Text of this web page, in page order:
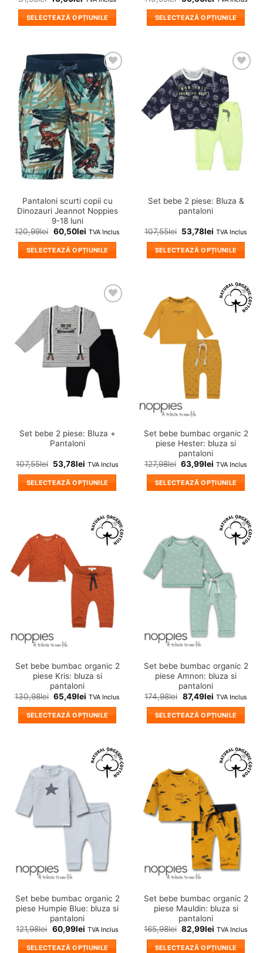
SELECTEAZĂ OPȚIUNILE
are
mai
multe
variații.
Opțiunile
pot
fi
alese
în
pagina
produsului.
SELECTEAZĂ OPȚIUNILE
mai
multe
variații.
Opțiunile
pot
fi
alese
pagina
❤
Adauga
in
wishlist!
Pantaloni scurti copii cu
Dinozauri Jeannot Noppies
9-18 luni
120,99lei 60,50lei TVA Inclus
SELECTEAZĂ OPȚIUNILE
multe
variații.
Opțiunile
pot
fi
în
pagina
Adauga
wishlist!
Set bebe 2 piese: Bluza &
pantaloni
107,55lei 53,78lei TVA Inclus
SELECTEAZĂ OPȚIUNILE
mai
multe
variații.
Opțiunile
pot
fi
alese
în
pagina
produsului.
Adauga
in
wishlist!
Set bebe 2 piese: Bluza +
Pantaloni
107,55lei 53,78lei TVA Inclus
SELECTEAZĂ OPȚIUNILE
multe
variații.
Opțiunile
pot
alese
în
produsului.
❤
Set bebe bumbac organic 2
piese Hester: bluza si
pantaloni
127,98lei 63,99lei TVA Inclus
SELECTEAZĂ OPȚIUNILE
multe
variații.
Opțiunile
pot
fi
alese
pagina
produsului.
❤
wishlist!
Set bebe bumbac organic 2
piese Kris: bluza si
pantaloni
130,98lei 65,49lei TVA Inclus
SELECTEAZĂ OPȚIUNILE
mai
multe
variații.
Opțiunile
pot
fi
alese
pagina
produsului.
❤
Set bebe bumbac organic 2
piese Amnon: bluza si
pantaloni
174,98lei 87,49lei TVA Inclus
SELECTEAZĂ OPȚIUNILE
multe
variații.
Opțiunile
pot
fi
alese
pagina
produsului.
❤
Set bebe bumbac organic 2
piese Humpie Blue: bluza si
pantaloni
121,98lei 60,99lei TVA Inclus
SELECTEAZĂ OPȚIUNILE
❤
Set bebe bumbac organic 2
piese Mauldin: bluza si
pantaloni
165,98lei 82,99lei TVA Inclus
SELECTEAZĂ OPȚIUNILE